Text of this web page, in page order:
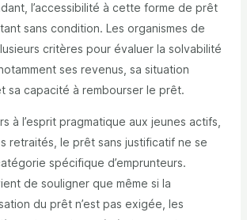
l’accessibilité à cette forme de prêt
sans condition. Les organismes de
critères pour évaluer la solvabilité
ses revenus, sa situation
sa capacité à rembourser le prêt.
à l’esprit pragmatique aux jeunes actifs,
retraités, le prêt sans justificatif ne se
spécifique d’emprunteurs.
de souligner que même si la
du prêt n’est pas exigée, les